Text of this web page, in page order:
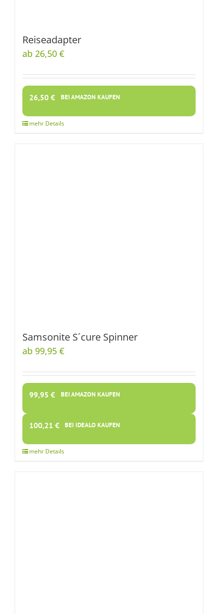
Reiseadapter
ab 26,50 €
26,50 € BEI AMAZON KAUFEN
Samsonite S´cure Spinner
ab 99,95 €
99,95 € BEI AMAZON KAUFEN
100,21 € BEI IDEALO KAUFEN